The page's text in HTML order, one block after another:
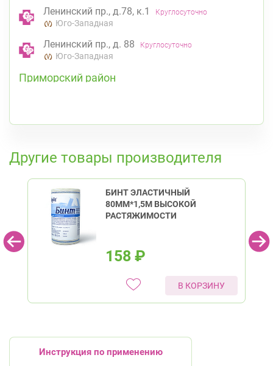
Ленинский пр., д.78, к.1 Круглосуточно
Юго-Западная
Ленинский пр., д. 88 Круглосуточно
Юго-Западная
Приморский район
пр. Королёва, д. 61
Коломяжский пр. 26 (Аллея Поликарпова, д.
Другие товары производителя
БИНТ ЭЛАСТИЧНЫЙ
80ММ*1,5М ВЫСОКОЙ
РАСТЯЖИМОСТИ
158 ₽
В КОРЗИНУ
Инструкция по применению